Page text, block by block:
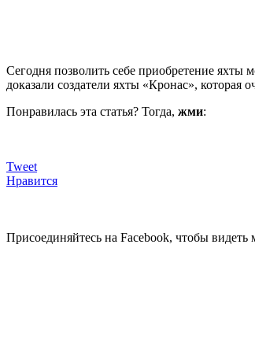
Сегодня позволить себе приобретение
доказали создатели яхты «Кронас», которая
Понравилась эта статья? Тогда, жми:
Tweet
Нравится
Присоединяйтесь на Facebook, чтобы видеть